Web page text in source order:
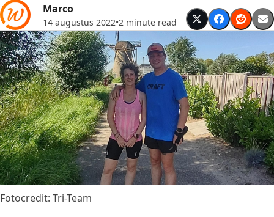
Marco
14 augustus 2022•2 minute read
Fotocredit: Tri-Team